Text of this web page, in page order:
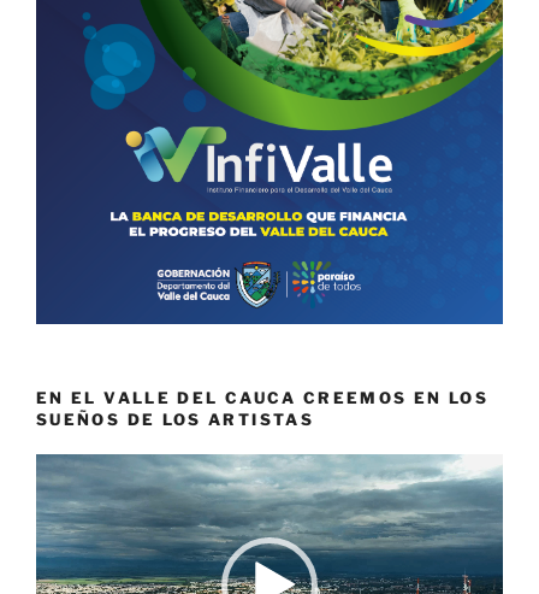
EN EL VALLE DEL CAUCA CREEMOS EN LOS
SUEÑOS DE LOS ARTISTAS
Reproductor
de
vídeo